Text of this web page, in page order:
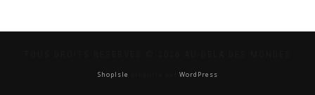
ShopIsle WordPress